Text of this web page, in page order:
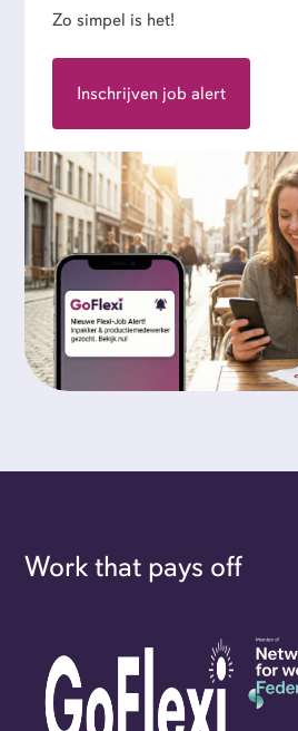
Zo simpel is het!
Inschrijven job alert
Work that pays off